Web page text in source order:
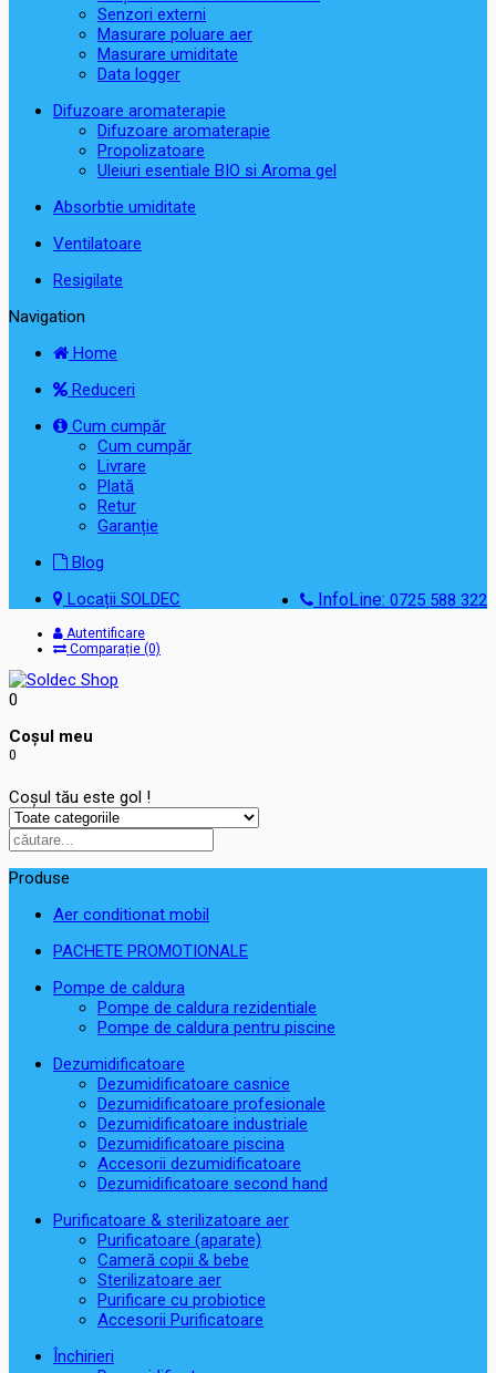
Senzori externi
Masurare poluare aer
Masurare umiditate
Data logger
Difuzoare aromaterapie
Difuzoare aromaterapie
Propolizatoare
Uleiuri esentiale BIO si Aroma gel
Absorbtie umiditate
Ventilatoare
Resigilate
Navigation
Home
Reduceri
Cum cumpăr
Cum cumpăr
Livrare
Plată
Retur
Garanție
Blog
InfoLine: 0725 588 322
Locații SOLDEC
Autentificare
Comparație (0)
0
Coşul meu
0
Coșul tău este gol !
Produse
Aer conditionat mobil
PACHETE PROMOTIONALE
Pompe de caldura
Pompe de caldura rezidentiale
Pompe de caldura pentru piscine
Dezumidificatoare
Dezumidificatoare casnice
Dezumidificatoare profesionale
Dezumidificatoare industriale
Dezumidificatoare piscina
Accesorii dezumidificatoare
Dezumidificatoare second hand
Purificatoare & sterilizatoare aer
Purificatoare (aparate)
Cameră copii & bebe
Sterilizatoare aer
Purificare cu probiotice
Accesorii Purificatoare
Închirieri